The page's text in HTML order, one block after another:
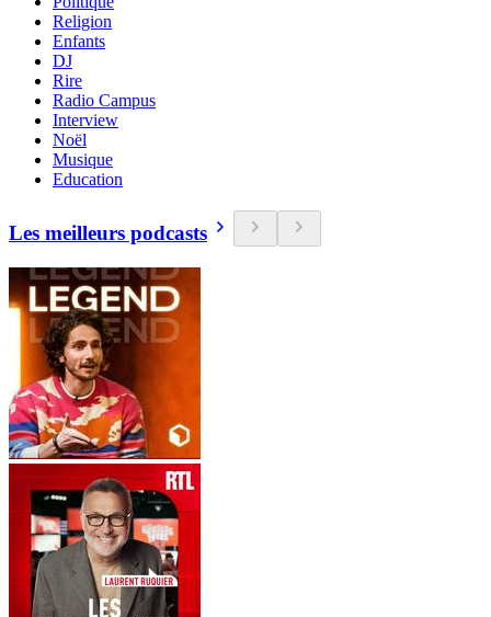
Religion
Enfants
DJ
Rire
Radio Campus
Interview
Noël
Musique
Education
Les meilleurs podcasts